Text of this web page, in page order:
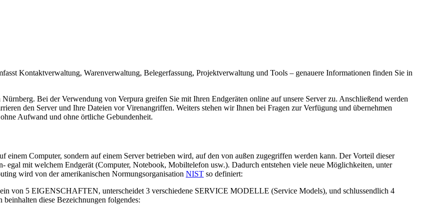
Kontaktverwaltung, Warenverwaltung, Belegerfassung, Projektverwaltung und Tools – genauere Informationen finden Sie in
Bei der Verwendung von Verpura greifen Sie mit Ihren Endgeräten online auf unsere Server zu. Anschließend werden
den Server und Ihre Dateien vor Virenangriffen. Weiters stehen wir Ihnen bei Fragen zur Verfügung und übernehmen
Aufwand und ohne örtliche Gebundenheit.
Computer, sondern auf einem Server betrieben wird, auf den von außen zugegriffen werden kann. Der Vorteil dieser
egal mit welchem Endgerät (Computer, Notebook, Mobiltelefon usw.). Dadurch entstehen viele neue Möglichkeiten, unter
wird von der amerikanischen Normungsorganisation NIST so definiert:
von 5 EIGENSCHAFTEN, unterscheidet 3 verschiedene SERVICE MODELLE (Service Models), und schlussendlich 4
diese Bezeichnungen folgendes: